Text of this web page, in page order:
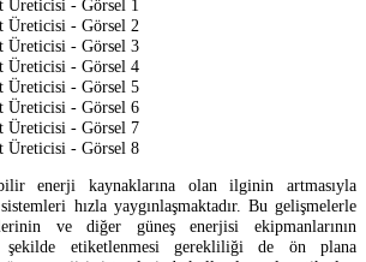
enerji kaynaklarına olan ilginin artmasıyla
hızla yaygınlaşmaktadır. Bu gelişmelerle
ve diğer güneş enerjisi ekipmanlarının
şekilde etiketlenmesi gerekliliği de ön plana